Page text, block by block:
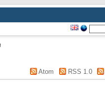
Atom RSS 1.0